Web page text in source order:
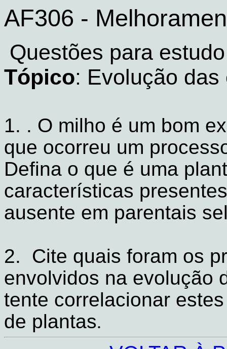
AF306 -
Questões para estudo
Tópico: Evolução
1. . O milho é um bom
que ocorreu um
Defina o que é uma
características
ausente em parentais
2.
Cite quais foram os
envolvidos na evolução
tente correlacionar
de plantas.